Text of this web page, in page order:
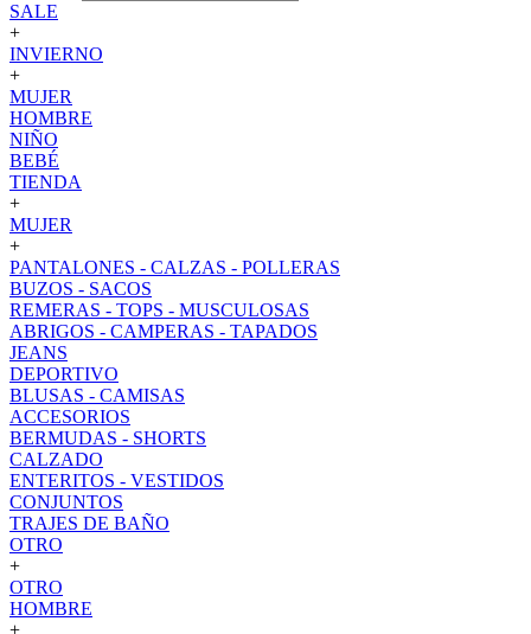
SALE
+
INVIERNO
+
MUJER
HOMBRE
NIÑO
BEBÉ
TIENDA
+
MUJER
+
PANTALONES - CALZAS - POLLERAS
BUZOS - SACOS
REMERAS - TOPS - MUSCULOSAS
ABRIGOS - CAMPERAS - TAPADOS
JEANS
DEPORTIVO
BLUSAS - CAMISAS
ACCESORIOS
BERMUDAS - SHORTS
CALZADO
ENTERITOS - VESTIDOS
CONJUNTOS
TRAJES DE BAÑO
OTRO
+
OTRO
HOMBRE
+